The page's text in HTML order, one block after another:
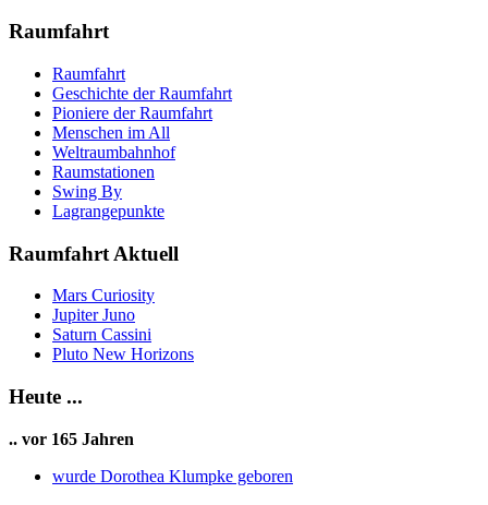
Raumfahrt
Raumfahrt
Geschichte der Raumfahrt
Pioniere der Raumfahrt
Menschen im All
Weltraumbahnhof
Raumstationen
Swing By
Lagrangepunkte
Raumfahrt Aktuell
Mars Curiosity
Jupiter Juno
Saturn Cassini
Pluto New Horizons
Heute ...
.. vor 165 Jahren
wurde Dorothea Klumpke geboren